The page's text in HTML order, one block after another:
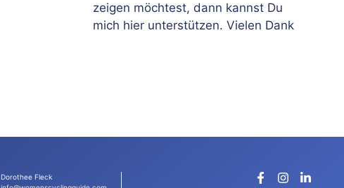
zeigen möchtest, dann kannst Du
mich hier unterstützen. Vielen Dank
Dorothee Fleck